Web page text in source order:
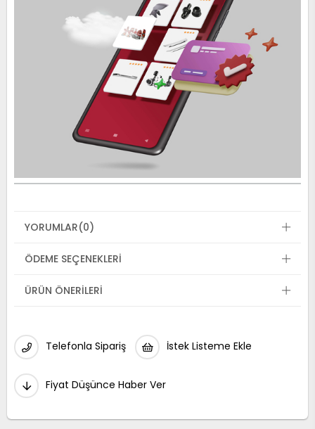
YORUMLAR(0)
ÖDEME SEÇENEKLERI
ÜRÜN ÖNERILERI
Telefonla Sipariş İstek Listeme Ekle
Fiyat Düşünce Haber Ver